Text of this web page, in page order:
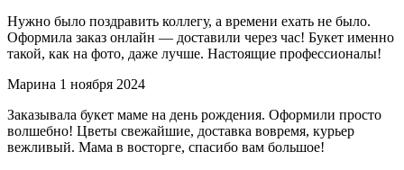
Нужно было поздравить коллегу, а времени ехать не было.
Оформила заказ онлайн — доставили через час! Букет именно
такой, как на фото, даже лучше. Настоящие профессионалы!
Марина 1 ноября 2024
Заказывала букет маме на день рождения. Оформили просто
волшебно! Цветы свежайшие, доставка вовремя, курьер
вежливый. Мама в восторге, спасибо вам большое!